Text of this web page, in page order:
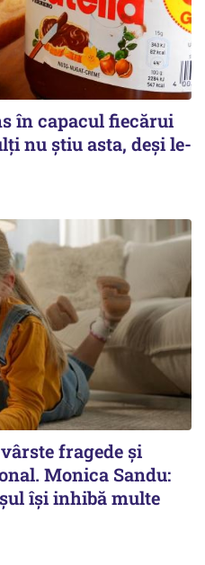
în capacul fiecărui
nu știu asta, deși le-
fragede și
Monica Sandu:
își inhibă multe